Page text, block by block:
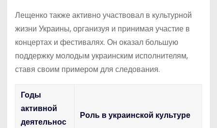
Лещенко также активно участвовал в культурной
жизни Украины, организуя и принимая участие в
концертах и фестивалях. Он оказал большую
поддержку молодым украинским исполнителям,
ставя своим примером для следования.
Годы
активной
деятельнос
Роль в украинской культуре